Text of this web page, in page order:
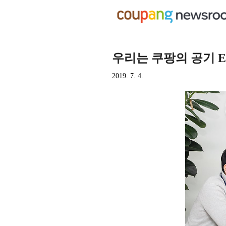
우리는 쿠팡의 공기
2019. 7. 4.